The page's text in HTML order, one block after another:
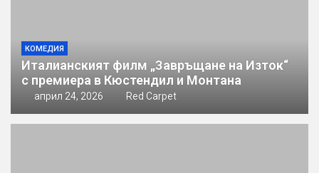
КОМЕДИЯ
Италианският филм „Завръщане на Изток“
с премиера в Кюстендил и Монтана
април 24, 2026 Red Carpet